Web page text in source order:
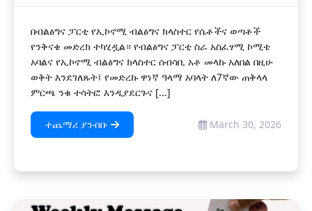
በብልፅግና ፓርቲ የኢኮኖሚ ብልፅግና ክላስተር የሴቶችና ወጣቶች
የንቅናቄ መድረክ ተካሂዷል። የብልፅግና ፓርቲ ስራ አስፈፃሚ ኮሚቴ
አባልና የኢኮኖሚ ብልፅግና ክላስተር ሰብሳቢ አቶ መላኩ አለበል በዚሁ
ወቅት እንደገለጹት፤ የመድረኩ ዋነኛ ዓላማ አባላት ለ7ኛው ጠቅላላ
ምርጫ ንቁ ተሳትፎ እንዲያደርጉና [...]
ተጨማሪ ያንብቡ March 30, 2026